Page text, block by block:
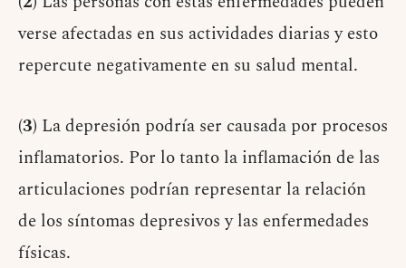
verse afectadas en sus actividades diarias y esto
repercute negativamente en su salud mental.
(3) La depresión podría ser causada por procesos
inflamatorios. Por lo tanto la inflamación de las
articulaciones podrían representar la relación
de los síntomas depresivos y las enfermedades
físicas.